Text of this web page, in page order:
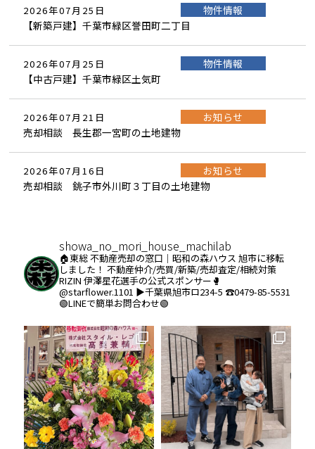
2026年07月25日
物件情報
【新築戸建】千葉市緑区誉田町二丁目
2026年07月25日
物件情報
【中古戸建】千葉市緑区土気町
2026年07月21日
お知らせ
売却相談 長生郡一宮町の土地建物
2026年07月16日
お知らせ
売却相談 銚子市外川町３丁目の土地建物
showa_no_mori_house_machilab
🏠東総 不動産売却の窓口｜昭和の森ハウス 旭市に移転
しました！ 不動産仲介/売買/新築/売却査定/相続対策
RIZIN 伊澤星花選手の公式スポンサー🥊
@starflower.1101 ▶︎千葉県旭市ロ234-5 ☎️0479-85-5531
🟢LINEで簡単お問合わせ🟢